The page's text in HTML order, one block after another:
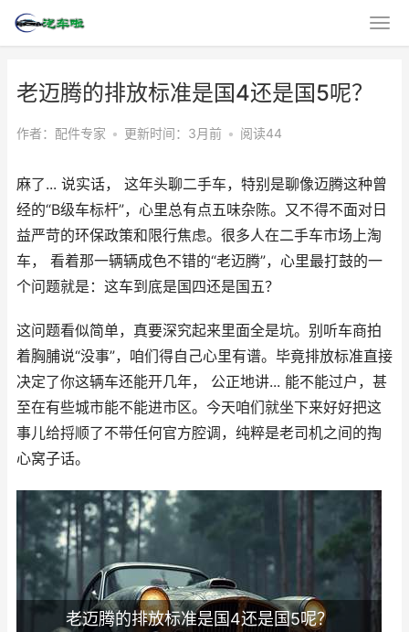
老迈腾的排放标准是国4还是国5呢？
作者：配件专家 • 更新时间：3月前 • 阅读44
麻了... 说实话， 这年头聊二手车，特别是聊像迈腾这种曾
经的“B级车标杆”，心里总有点五味杂陈。又不得不面对日
益严苛的环保政策和限行焦虑。很多人在二手车市场上淘
车， 看着那一辆辆成色不错的“老迈腾”，心里最打鼓的一
个问题就是：这车到底是国四还是国五？
这问题看似简单，真要深究起来里面全是坑。别听车商拍
着胸脯说“没事”，咱们得自己心里有谱。毕竟排放标准直接
决定了你这辆车还能开几年， 公正地讲... 能不能过户，甚
至在有些城市能不能进市区。今天咱们就坐下来好好把这
事儿给捋顺了不带任何官方腔调，纯粹是老司机之间的掏
心窝子话。
老迈腾的排放标准是国4还是国5呢？